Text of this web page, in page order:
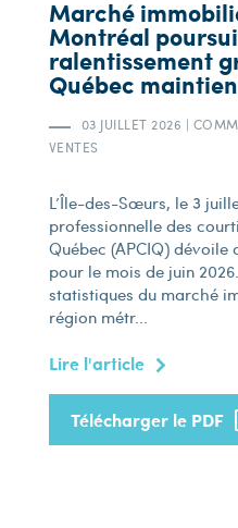
Marché
Montréal
ralentissement
Québec
03 JUILLET 2026 |
VENTES
L’Île-des-Sœurs, le 3
professionnelle des
Québec (APCIQ) dévoile
pour le mois de juin
statistiques du marché
région métr...
Lire l'article
Télécharger le PDF